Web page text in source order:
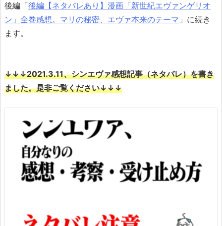
後編「後編【ネタバレあり】漫画「新世紀エヴァンゲリオ
ン」全巻感想。マリの秘密、エヴァ本来のテーマ 」に続き
ます。
↓↓↓2021.3.11、シンエヴァ感想記事（ネタバレ）を書き
ました。是非ご覧ください↓↓↓